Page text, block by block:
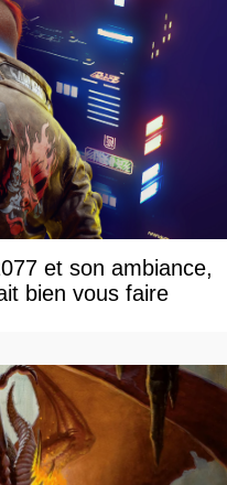
et son ambiance,
bien vous faire